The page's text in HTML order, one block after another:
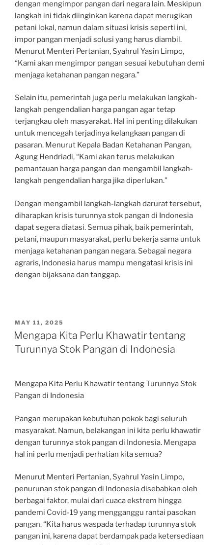
dengan mengimpor pangan dari negara lain. Meskipun
langkah ini tidak diinginkan karena dapat merugikan
petani lokal, namun dalam situasi krisis seperti ini,
impor pangan menjadi solusi yang harus diambil.
Menurut Menteri Pertanian, Syahrul Yasin Limpo,
“Kami akan mengimpor pangan sesuai kebutuhan demi
menjaga ketahanan pangan negara.”
Selain itu, pemerintah juga perlu melakukan langkah-
langkah pengendalian harga pangan agar tetap
terjangkau oleh masyarakat. Hal ini penting dilakukan
untuk mencegah terjadinya kelangkaan pangan di
pasaran. Menurut Kepala Badan Ketahanan Pangan,
Agung Hendriadi, “Kami akan terus melakukan
pemantauan harga pangan dan mengambil langkah-
langkah pengendalian harga jika diperlukan.”
Dengan mengambil langkah-langkah darurat tersebut,
diharapkan krisis turunnya stok pangan di Indonesia
dapat segera diatasi. Semua pihak, baik pemerintah,
petani, maupun masyarakat, perlu bekerja sama untuk
menjaga ketahanan pangan negara. Sebagai negara
agraris, Indonesia harus mampu mengatasi krisis ini
dengan bijaksana dan tanggap.
POSTED
ON
MAY 11, 2025
Mengapa Kita Perlu Khawatir tentang
Turunnya Stok Pangan di Indonesia
Mengapa Kita Perlu Khawatir tentang Turunnya Stok
Pangan di Indonesia
Pangan merupakan kebutuhan pokok bagi seluruh
masyarakat. Namun, belakangan ini kita perlu khawatir
dengan turunnya stok pangan di Indonesia. Mengapa
hal ini perlu menjadi perhatian kita semua?
Menurut Menteri Pertanian, Syahrul Yasin Limpo,
penurunan stok pangan di Indonesia disebabkan oleh
berbagai faktor, mulai dari cuaca ekstrem hingga
pandemi Covid-19 yang mengganggu rantai pasokan
pangan. “Kita harus waspada terhadap turunnya stok
pangan ini, karena dapat berdampak pada ketersediaan